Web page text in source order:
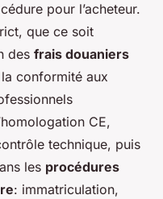
pour l’acheteur.
que ce soit
des frais douaniers
conformité aux
CE,
technique, puis
les procédures
: immatriculation,